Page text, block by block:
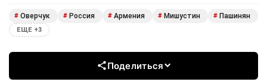
# Оверчук # Россия # Армения # Мишустин # Пашинян
ЕЩЕ +3
Поделиться